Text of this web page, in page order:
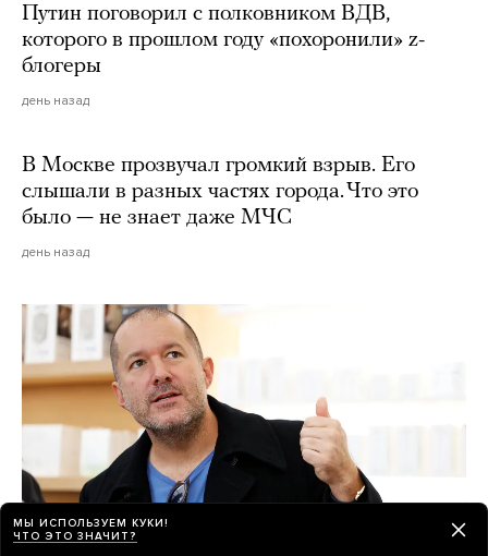
Путин поговорил с полковником ВДВ,
которого в прошлом году «похоронили» z-
блогеры
день назад
В Москве прозвучал громкий взрыв. Его
слышали в разных частях города. Что это
было — не знает даже МЧС
день назад
МЫ ИСПОЛЬЗУЕМ КУКИ!
ЧТО ЭТО ЗНАЧИТ?